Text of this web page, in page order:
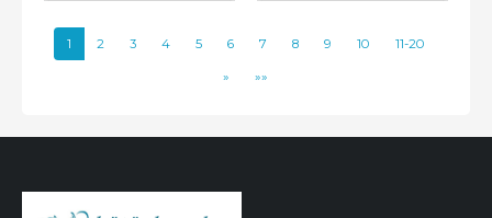
1 2 3 4 5 6 7 8 9 10 11-20
» »»